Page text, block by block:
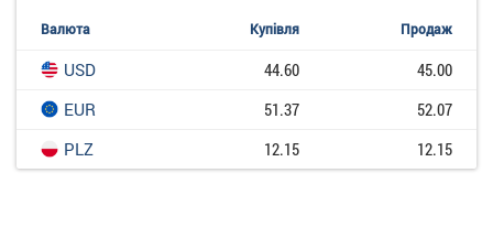
Валюта Купівля Продаж
USD 44.60
45.00
EUR
51.37
52.07
PLZ
12.15 12.15